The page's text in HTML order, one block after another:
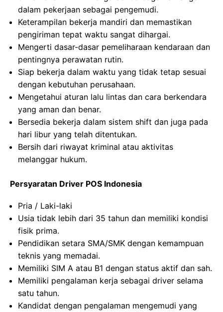
dalam pekerjaan sebagai pengemudi.
Keterampilan bekerja mandiri dan memastikan
pengiriman tepat waktu sangat dihargai.
Mengerti dasar-dasar pemeliharaan kendaraan dan
pentingnya perawatan rutin.
Siap bekerja dalam waktu yang tidak tetap sesuai
dengan kebutuhan perusahaan.
Mengetahui aturan lalu lintas dan cara berkendara
yang aman dan benar.
Bersedia bekerja dalam sistem shift dan juga pada
hari libur yang telah ditentukan.
Bersih dari riwayat kriminal atau aktivitas
melanggar hukum.
Persyaratan Driver POS Indonesia
Pria / Laki-laki
Usia tidak lebih dari 35 tahun dan memiliki kondisi
fisik prima.
Pendidikan setara SMA/SMK dengan kemampuan
teknis yang memadai.
Memiliki SIM A atau B1 dengan status aktif dan sah.
Memiliki pengalaman kerja sebagai driver selama
satu tahun.
Kandidat dengan pengalaman mengemudi yang